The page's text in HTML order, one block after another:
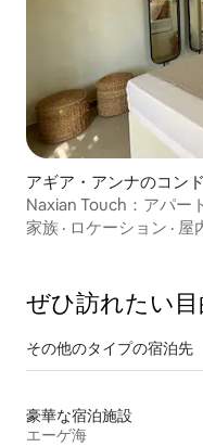
アギア・アンナのコン
Naxian Touch：アパー
家族 · ロケーション · 屋
ぜひ訪⁠れ⁠た⁠い
その他のタ⁠イ⁠プ⁠の宿⁠泊⁠先
豪華な宿泊施設
エーゲ海